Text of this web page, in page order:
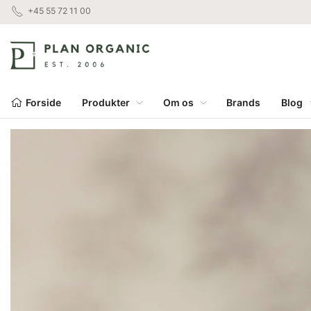
+45 55 72 11 00
Forside Produkter Om os Brands Blog